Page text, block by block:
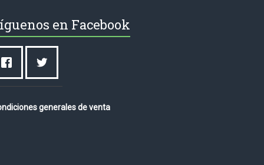
en Facebook
generales de venta